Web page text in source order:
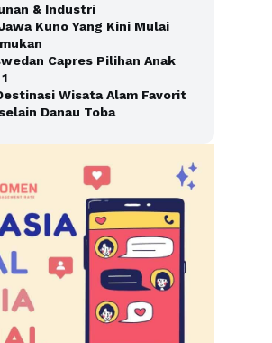
& Industri
Kuno Yang Kini Mulai
Capres Pilihan Anak
Wisata Alam Favorit
Danau Toba